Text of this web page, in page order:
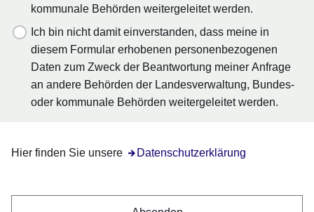
kommunale Behörden weitergeleitet werden.
Ich bin nicht damit einverstanden, dass meine in
diesem Formular erhobenen personenbezogenen
Daten zum Zweck der Beantwortung meiner Anfrage
an andere Behörden der Landesverwaltung, Bundes-
oder kommunale Behörden weitergeleitet werden.
Hier finden Sie unsere Datenschutzerklärung
Öffnet sich in einem neuen Fenster